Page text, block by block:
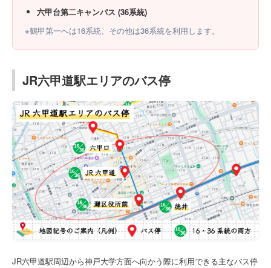
六甲台第二キャンパス (36系統)
※鶴甲第一へは16系統、その他は36系統を利用します。
JR六甲道駅エリアのバス停
JR六甲道駅周辺から神戸大学方面へ向かう際に利用できる主なバス停